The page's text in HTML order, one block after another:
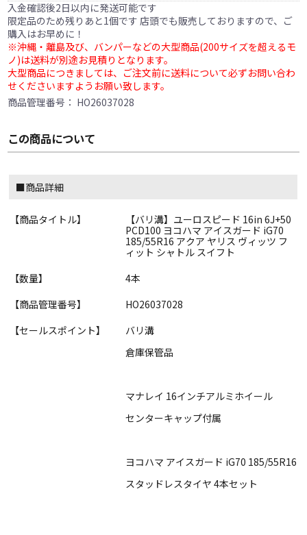
入金確認後2日以内に発送可能です
限定品のため残りあと1個です 店頭でも販売しておりますので、ご
購入はお早めに！
※沖縄・離島及び、バンパーなどの大型商品(200サイズを超えるモ
ノ)は送料が別途お見積りとなります。
大型商品につきましては、ご注文前に送料について必ずお問い合わ
せくださいますようお願い致します。
商品管理番号： HO26037028
この商品について
■商品詳細
【商品タイトル】
【バリ溝】ユーロスピード 16in 6J+50
PCD100 ヨコハマ アイスガード iG70
185/55R16 アクア ヤリス ヴィッツ フ
ィット シャトル スイフト
【数量】
4本
【商品管理番号】
HO26037028
【セールスポイント】
バリ溝
倉庫保管品
マナレイ 16インチアルミホイール
センターキャップ付属
ヨコハマ アイスガード iG70 185/55R16
スタッドレスタイヤ 4本セット